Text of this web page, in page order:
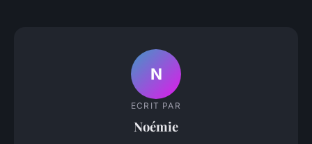
N
ECRIT PAR
Noémie